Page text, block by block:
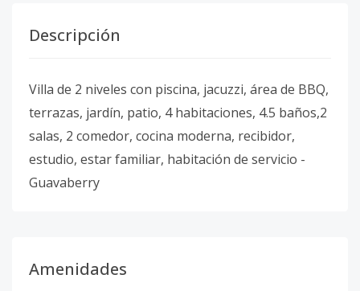
Descripción
Villa de 2 niveles con piscina, jacuzzi, área de BBQ,
terrazas, jardín, patio, 4 habitaciones, 4.5 baños,2
salas, 2 comedor, cocina moderna, recibidor,
estudio, estar familiar, habitación de servicio -
Guavaberry
Amenidades